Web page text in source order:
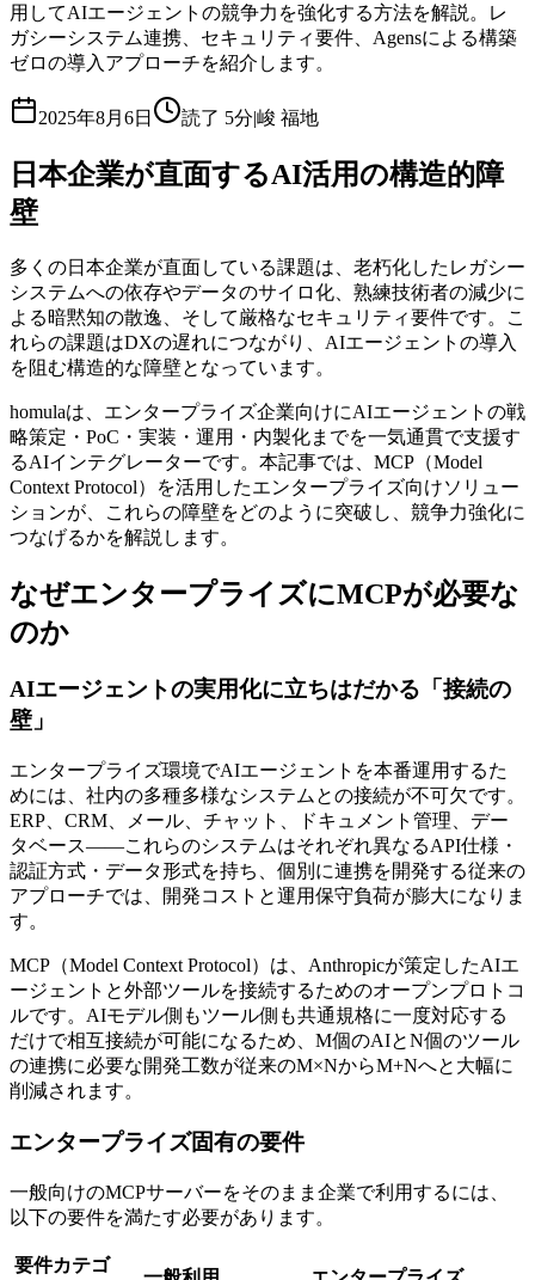
用してAIエージェントの競争力を強化する方法を解説。レ
ガシーシステム連携、セキュリティ要件、Agensによる構築
ゼロの導入アプローチを紹介します。
2025年8月6日 読了 5分|峻 福地
日本企業が直面するAI活用の構造的障
壁
多くの日本企業が直面している課題は、老朽化したレガシー
システムへの依存やデータのサイロ化、熟練技術者の減少に
よる暗黙知の散逸、そして厳格なセキュリティ要件です。こ
れらの課題はDXの遅れにつながり、AIエージェントの導入
を阻む構造的な障壁となっています。
homulaは、エンタープライズ企業向けにAIエージェントの戦
略策定・PoC・実装・運用・内製化までを一気通貫で支援す
るAIインテグレーターです。本記事では、MCP（Model
Context Protocol）を活用したエンタープライズ向けソリュー
ションが、これらの障壁をどのように突破し、競争力強化に
つなげるかを解説します。
なぜエンタープライズにMCPが必要な
のか
AIエージェントの実用化に立ちはだかる「接続の
壁」
エンタープライズ環境でAIエージェントを本番運用するた
めには、社内の多種多様なシステムとの接続が不可欠です。
ERP、CRM、メール、チャット、ドキュメント管理、デー
タベース——これらのシステムはそれぞれ異なるAPI仕様・
認証方式・データ形式を持ち、個別に連携を開発する従来の
アプローチでは、開発コストと運用保守負荷が膨大になりま
す。
MCP（Model Context Protocol）は、Anthropicが策定したAIエ
ージェントと外部ツールを接続するためのオープンプロトコ
ルです。AIモデル側もツール側も共通規格に一度対応する
だけで相互接続が可能になるため、M個のAIとN個のツール
の連携に必要な開発工数が従来のM×NからM+Nへと大幅に
削減されます。
エンタープライズ固有の要件
一般向けのMCPサーバーをそのまま企業で利用するには、
以下の要件を満たす必要があります。
要件カテゴ